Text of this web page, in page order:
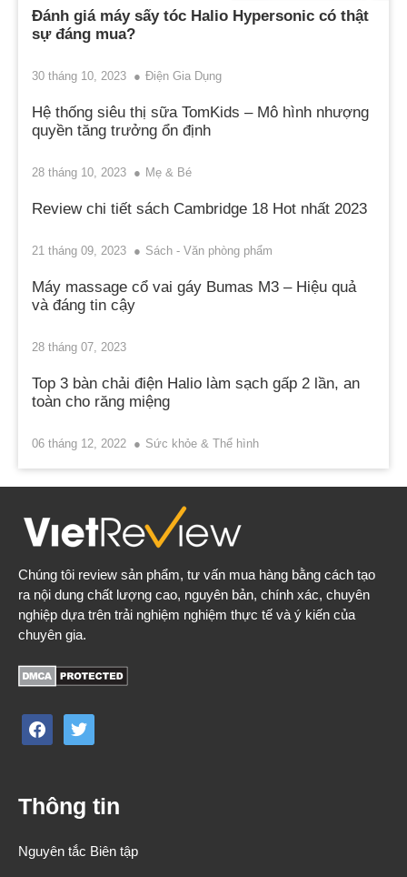
Đánh giá máy sấy tóc Halio Hypersonic có thật
sự đáng mua?
30 tháng 10, 2023 Điện Gia Dụng
Hệ thống siêu thị sữa TomKids – Mô hình nhượng
quyền tăng trưởng ổn định
28 tháng 10, 2023 Mẹ & Bé
Review chi tiết sách Cambridge 18 Hot nhất 2023
21 tháng 09, 2023 Sách - Văn phòng phẩm
Máy massage cổ vai gáy Bumas M3 – Hiệu quả
và đáng tin cậy
28 tháng 07, 2023
Top 3 bàn chải điện Halio làm sạch gấp 2 lần, an
toàn cho răng miệng
06 tháng 12, 2022 Sức khỏe & Thể hình
Chúng tôi review sản phẩm, tư vấn mua hàng bằng cách tạo
ra nội dung chất lượng cao, nguyên bản, chính xác, chuyên
nghiệp dựa trên trải nghiệm nghiệm thực tế và ý kiến của
chuyên gia.
facebooktwitter
Thông tin
Nguyên tắc Biên tập